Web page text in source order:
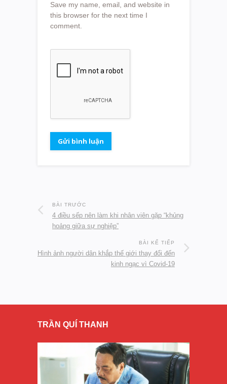
Save my name, email, and website in
this browser for the next time I
comment.
BÀI TRƯỚC
4 điều sếp nên làm khi nhân viên gặp “khủng
hoảng giữa sự nghiệp”
BÀI KẾ TIẾP
Hình ảnh người dân khắp thế giới thay đổi đến
kinh ngạc vì Covid-19
TRẦN QUÍ THANH